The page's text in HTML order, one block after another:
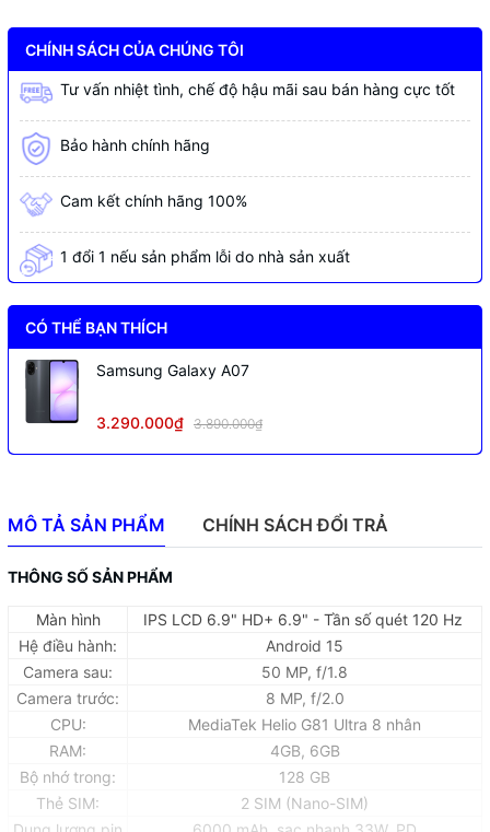
CHÍNH SÁCH CỦA CHÚNG TÔI
Tư vấn nhiệt tình, chế độ hậu mãi sau bán hàng cực tốt
Bảo hành chính hãng
Cam kết chính hãng 100%
1 đổi 1 nếu sản phẩm lỗi do nhà sản xuất
CÓ THỂ BẠN THÍCH
Samsung Galaxy A07
3.290.000₫ 3.890.000₫
MÔ TẢ SẢN PHẨM CHÍNH SÁCH ĐỔI TRẢ
THÔNG SỐ SẢN PHẨM
Màn hình
IPS LCD 6.9" HD+ 6.9" - Tần số quét 120 Hz
Hệ điều hành:
Android 15
Camera sau:
50 MP, f/1.8
Camera trước:
8 MP, f/2.0
CPU:
MediaTek Helio G81 Ultra 8 nhân
RAM:
4GB, 6GB
Bộ nhớ trong:
128 GB
Thẻ SIM:
2 SIM (Nano-SIM)